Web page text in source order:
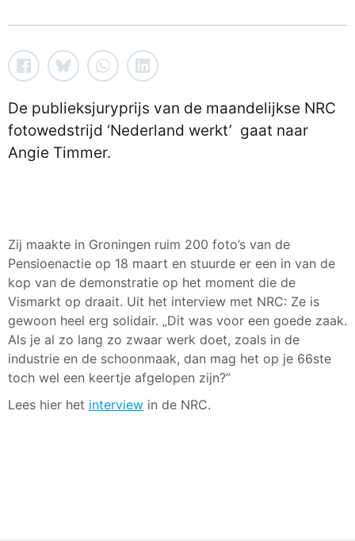
De publieksjuryprijs van de maandelijkse NRC
fotowedstrijd ‘Nederland werkt’ gaat naar
Angie Timmer.
Zij maakte in Groningen ruim 200 foto’s van de
Pensioenactie op 18 maart en stuurde er een in van de
kop van de demonstratie op het moment die de
Vismarkt op draait. Uit het interview met NRC: Ze is
gewoon heel erg solidair. „Dit was voor een goede zaak.
Als je al zo lang zo zwaar werk doet, zoals in de
industrie en de schoonmaak, dan mag het op je 66ste
toch wel een keertje afgelopen zijn?”
Lees hier het interview in de NRC.